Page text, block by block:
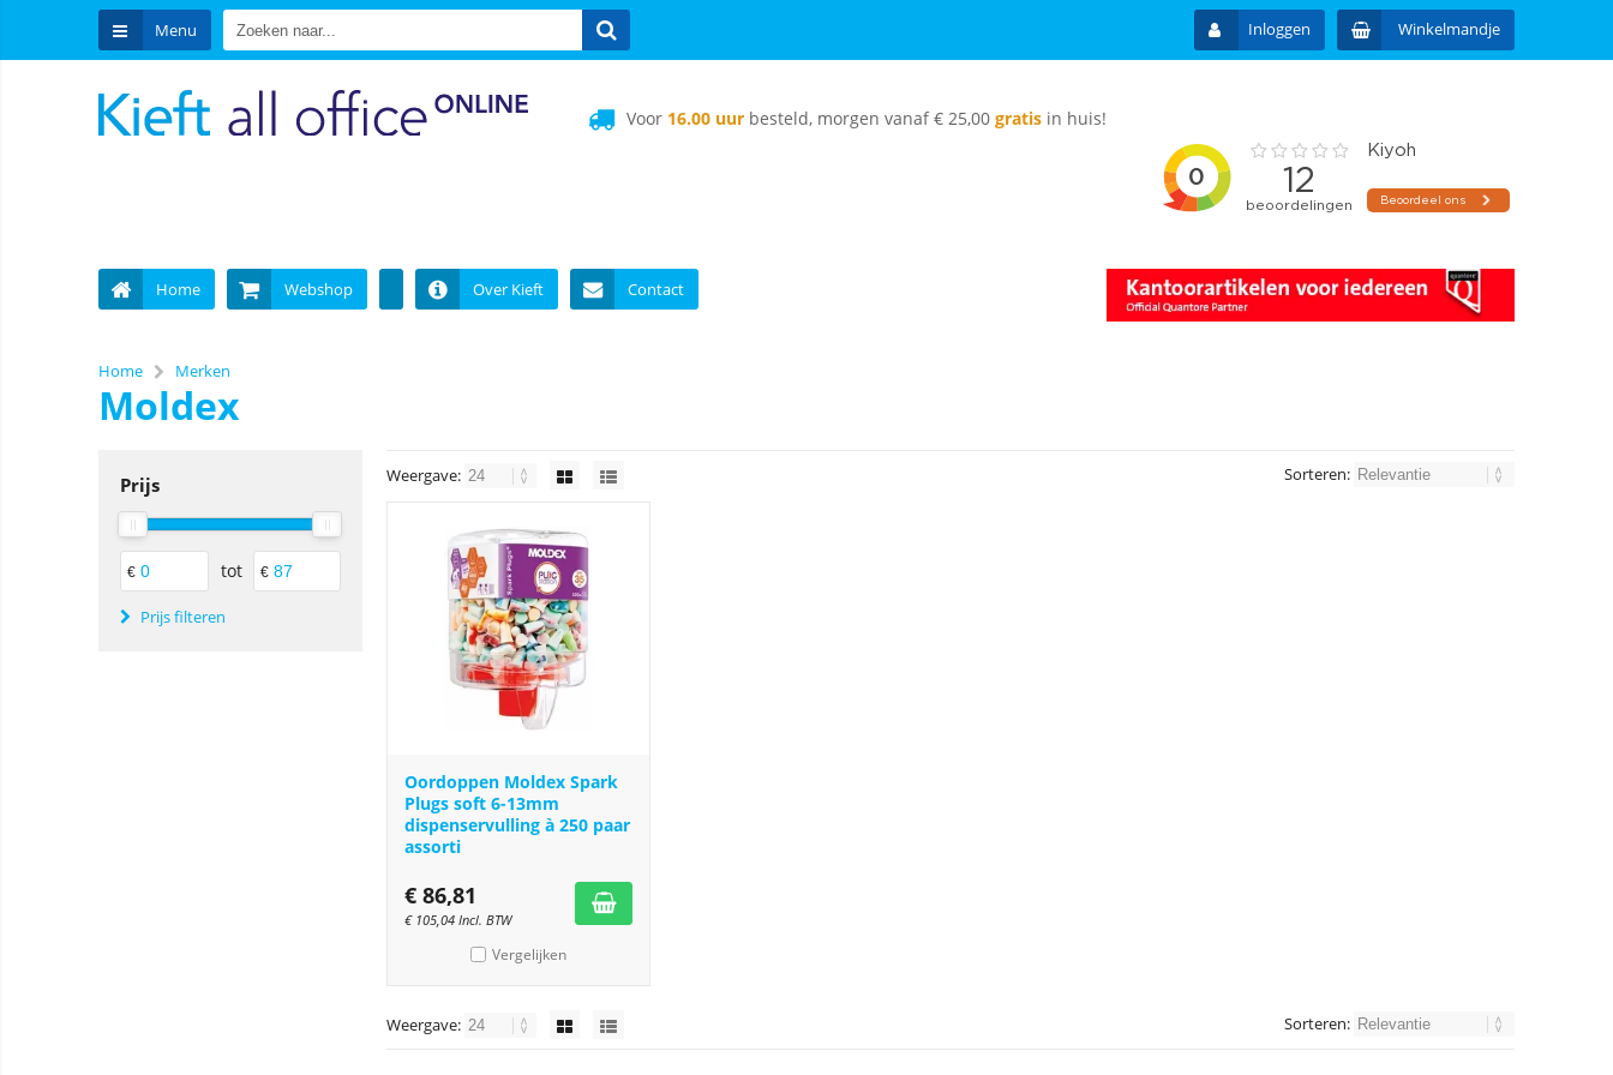
Menu Inloggen Winkelmandje
Voor 16.00 uur besteld, morgen vanaf € 25,00 gratis in huis!
Home Webshop Over Kieft Contact
Home Merken
Moldex
Prijs
€ tot €
Prijs filteren
Weergave: Sorteren:
Oordoppen Moldex Spark
Plugs soft 6-13mm
dispenservulling à 250 paar
assorti
€ 86,81
€ 105,04 Incl. BTW
Vergelijken
Weergave: Sorteren: